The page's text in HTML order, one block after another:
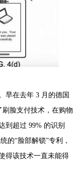
在去年 3 月的德国
脸支付技术，在购物
到超过 99% 的识别
的“脸部解锁”专利，
得该技术一直未能得